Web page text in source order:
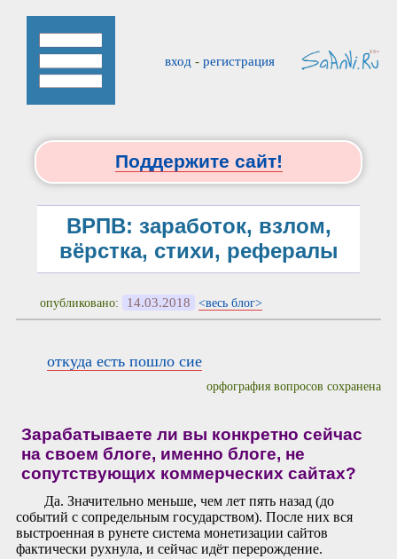
вход - регистрация
Поддержите сайт!
ВРПВ: заработок, взлом,
вёрстка, стихи, рефералы
опубликовано: 14.03.2018 <весь блог>
откуда есть пошло сие
орфография вопросов сохранена
Зарабатываете ли вы конкретно сейчас
на своем блоге, именно блоге, не
сопутствующих коммерческих сайтах?
Да. Значительно меньше, чем лет пять назад (до
событий с сопредельным государством). После них вся
выстроенная в рунете система монетизации сайтов
фактически рухнула, и сейчас идёт перерождение.